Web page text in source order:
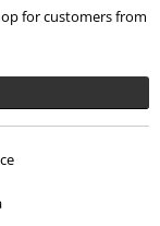
for customers from